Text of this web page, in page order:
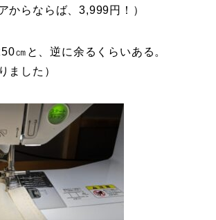
からならば、3,999円！）
㎝と、逆に余るくらいある。
ました）